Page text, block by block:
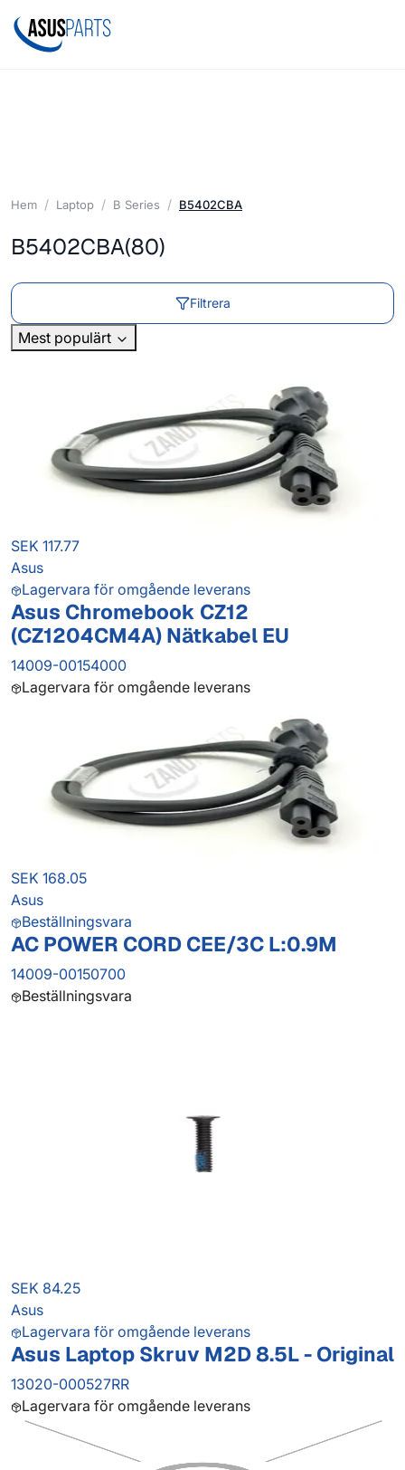
Hem Laptop B Series B5402CBA
B5402CBA(80)
Filtrera
Mest populärt
SEK 117.77
Asus
Lagervara för omgående leverans
Asus Chromebook CZ12
(CZ1204CM4A) Nätkabel EU
14009-00154000
Lagervara för omgående leverans
SEK 168.05
Asus
Beställningsvara
AC POWER CORD CEE/3C L:0.9M
14009-00150700
Beställningsvara
SEK 84.25
Asus
Lagervara för omgående leverans
Asus Laptop Skruv M2D 8.5L - Original
13020-000527RR
Lagervara för omgående leverans